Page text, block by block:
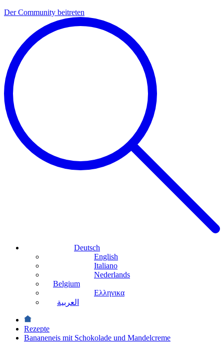
Der Community beitreten
Deutsch
English
Italiano
Nederlands
Belgium
Ελληνικα
العربية
Rezepte
Bananeneis mit Schokolade und Mandelcreme